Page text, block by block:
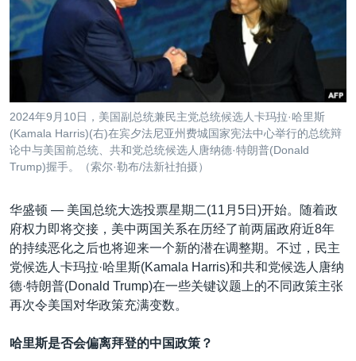
到
检
索
非洲
军事
国会报道
美国建国250周年
埃博拉疫情
美国之音专访
重要讲话与声明
南中国海争端
关注西藏
关注新疆
GEN Z 看美国
VOA今日焦点
中文广播
关注我们
2024年9月10日，美国副总统兼民主党总统候选人卡玛拉·哈里斯
(Kamala Harris)(右)在宾夕法尼亚州费城国家宪法中心举行的总统辩
论中与美国前总统、共和党总统候选人唐纳德·特朗普(Donald
Trump)握手。（索尔·勒布/法新社拍摄）
华盛顿 — 美国总统大选投票星期二(11月5日)开始。随着政
府权力即将交接，美中两国关系在历经了前两届政府近8年
的持续恶化之后也将迎来一个新的潜在调整期。不过，民主
党候选人卡玛拉·哈里斯(Kamala Harris)和共和党候选人唐纳
德·特朗普(Donald Trump)在一些关键议题上的不同政策主张
再次令美国对华政策充满变数。
哈里斯是否会偏离拜登的中国政策？